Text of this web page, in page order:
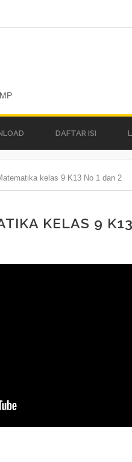
DAFTAR ISI
kelas 9 K13 No 1 dan 2
KELAS 9